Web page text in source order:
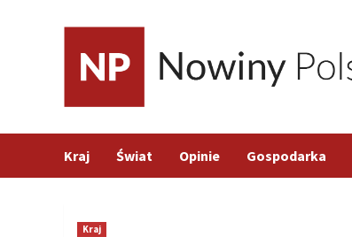
Kraj Świat Opinie Gospodarka
Kraj